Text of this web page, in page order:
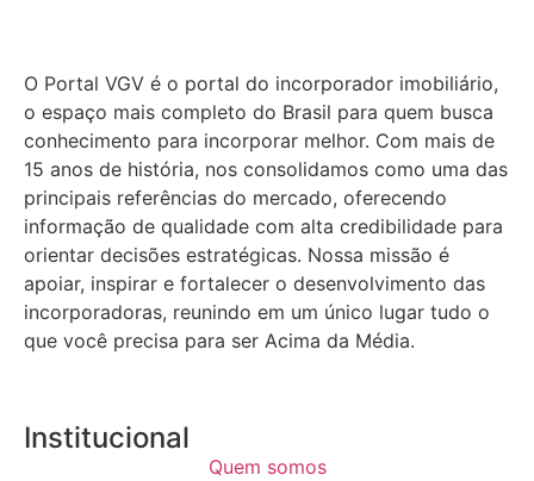
O Portal VGV é o portal do incorporador imobiliário,
o espaço mais completo do Brasil para quem busca
conhecimento para incorporar melhor. Com mais de
15 anos de história, nos consolidamos como uma das
principais referências do mercado, oferecendo
informação de qualidade com alta credibilidade para
orientar decisões estratégicas. Nossa missão é
apoiar, inspirar e fortalecer o desenvolvimento das
incorporadoras, reunindo em um único lugar tudo o
que você precisa para ser Acima da Média.
Institucional
Quem somos